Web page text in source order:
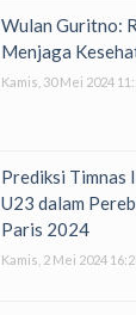
Wulan Guritno:
Menjaga
Kamis, 30 Mei 2024
Prediksi Timnas
U23 dalam
Paris 2024
Kamis, 2 Mei 2024